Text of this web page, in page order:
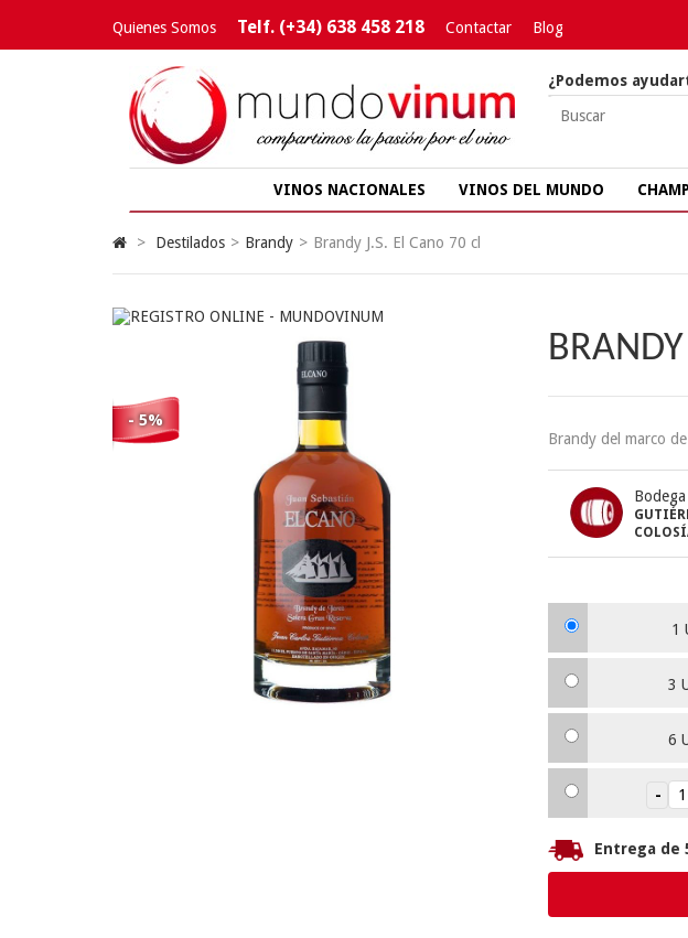
Quienes Somos Telf. (+34) 638 458 218 Contactar Blog
¿Podemos
VINOS NACIONALES VINOS DEL MUNDO
> Destilados > Brandy > Brandy J.S. El Cano 70 cl
- 5%
Brandy del marco de
1
3
6
Entrega de